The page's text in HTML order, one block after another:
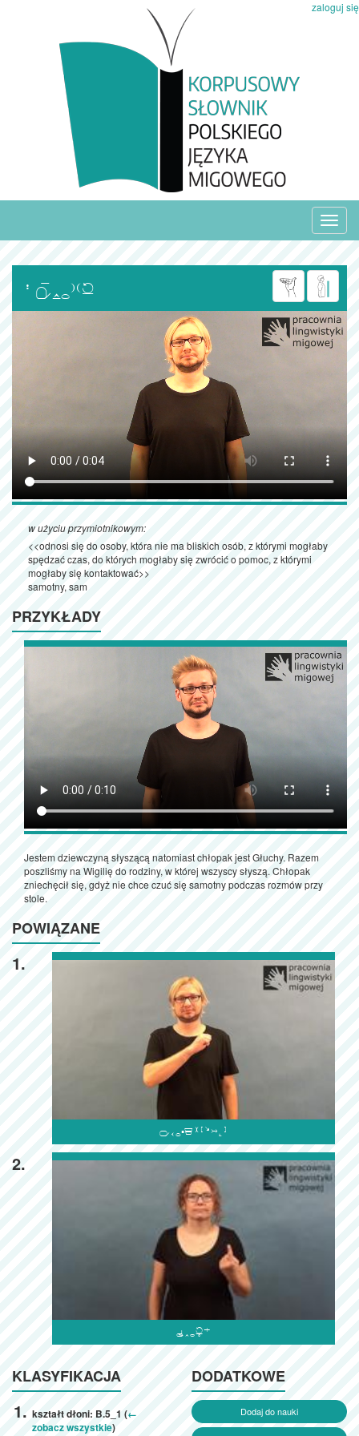
zaloguj się

w użyciu przymiotnikowym:
<<odnosi się do osoby, która nie ma bliskich osób, z którymi mogłaby
spędzać czas, do których mogłaby się zwrócić o pomoc, z którymi
mogłaby się kontaktować>>
samotny, sam
PRZYKŁADY
Jestem dziewczyną słyszącą natomiast chłopak jest Głuchy. Razem
poszliśmy na Wigilię do rodziny, w której wszyscy słyszą. Chłopak
zniechęcił się, gdyż nie chce czuć się samotny podczas rozmów przy
stole.
POWIĄZANE
1.

2.

KLASYFIKACJA
kształt dłoni: B.5_1 (←
zobacz wszystkie)
DODATKOWE
Dodaj do nauki